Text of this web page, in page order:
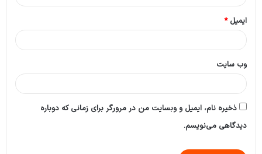
ایمیل*
وب‌ سایت
ذخیره نام، ایمیل و وبسایت من در مرورگر برای زمانی که دوباره
دیدگاهی می‌نویسم.